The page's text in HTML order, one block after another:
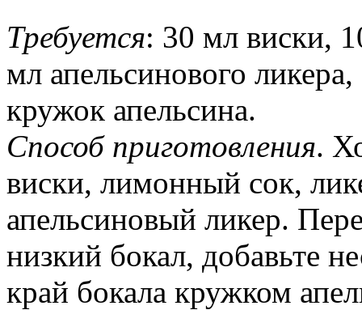
Требуется: 30 мл виски,
мл апельсинового
кружок апельсина.
Способ приготовления.
виски, лимонный сок,
апельсиновый ликер.
низкий бокал, добавьте
край бокала кружком